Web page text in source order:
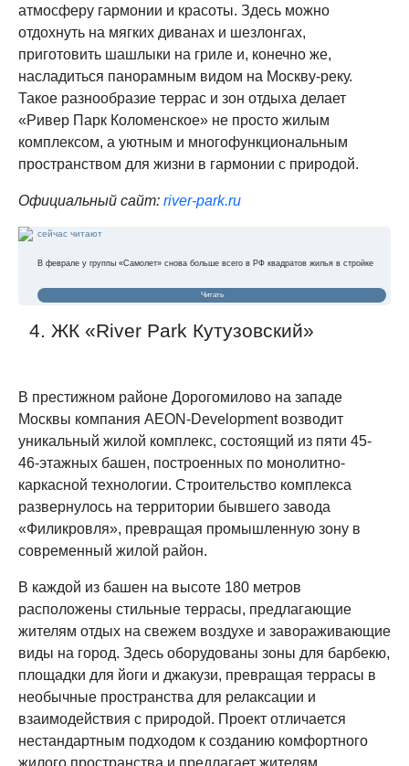
атмосферу гармонии и красоты. Здесь можно
отдохнуть на мягких диванах и шезлонгах,
приготовить шашлыки на гриле и, конечно же,
насладиться панорамным видом на Москву-реку.
Такое разнообразие террас и зон отдыха делает
«Ривер Парк Коломенское» не просто жилым
комплексом, а уютным и многофункциональным
пространством для жизни в гармонии с природой.
Официальный сайт: river-park.ru
сейчас читают
В феврале у группы «Самолет» снова больше всего в РФ квадратов жилья в стройке
Читать
4. ЖК «River Park Кутузовский»
В престижном районе Дорогомилово на западе
Москвы компания AEON-Development возводит
уникальный жилой комплекс, состоящий из пяти 45-
46-этажных башен, построенных по монолитно-
каркасной технологии. Строительство комплекса
развернулось на территории бывшего завода
«Филикровля», превращая промышленную зону в
современный жилой район.
В каждой из башен на высоте 180 метров
расположены стильные террасы, предлагающие
жителям отдых на свежем воздухе и завораживающие
виды на город. Здесь оборудованы зоны для барбекю,
площадки для йоги и джакузи, превращая террасы в
необычные пространства для релаксации и
взаимодействия с природой. Проект отличается
нестандартным подходом к созданию комфортного